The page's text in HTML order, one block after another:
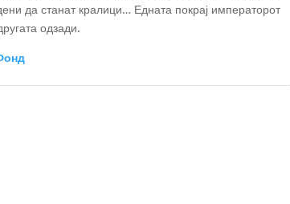
да станат кралици… Едната покрај императорот
одзади.